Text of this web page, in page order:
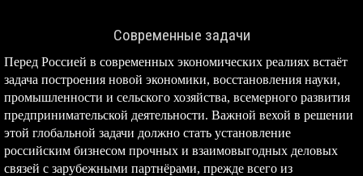
Современные задачи
Перед Россией в современных экономических реалиях встаёт
задача построения новой экономики, восстановления науки,
промышленности и сельского хозяйства, всемерного развития
предпринимательской деятельности. Важной вехой в решении
этой глобальной задачи должно стать установление
российским бизнесом прочных и взаимовыгодных деловых
связей с зарубежными партнёрами, прежде всего из